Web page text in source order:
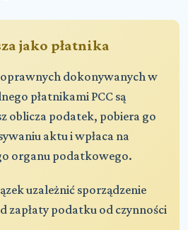
jako płatnika
dokonywanych w
płatnikami PCC są
oblicza podatek, pobiera go
aktu i wpłaca na
organu podatkowego.
uzależnić sporządzenie
zapłaty podatku od czynności